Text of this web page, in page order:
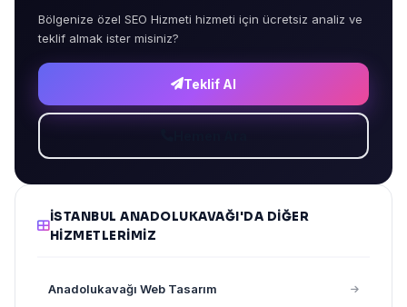
Bölgenize özel SEO Hizmeti hizmeti için ücretsiz analiz ve
teklif almak ister misiniz?
Teklif Al
İSTANBUL ANADOLUKAVAĞI'DA DIĞER
HIZMETLERIMIZ
Anadolukavağı Web Tasarım